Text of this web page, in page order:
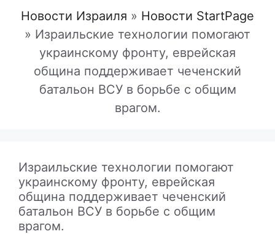
Новости Израиля » Новости StartPage
» Израильские технологии помогают
украинскому фронту, еврейская
община поддерживает чеченский
батальон ВСУ в борьбе с общим
врагом.
Израильские технологии помогают
украинскому фронту, еврейская
община поддерживает чеченский
батальон ВСУ в борьбе с общим
врагом.